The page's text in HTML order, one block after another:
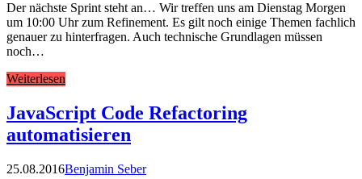
Der nächste Sprint steht an… Wir treffen uns am Dienstag Morgen
um 10:00 Uhr zum Refinement. Es gilt noch einige Themen fachlich
genauer zu hinterfragen. Auch technische Grundlagen müssen
noch…
Weiterlesen
JavaScript Code Refactoring
automatisieren
25.08.2016Benjamin Seber